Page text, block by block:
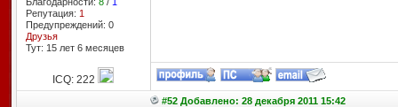
Репутация: 1
Предупреждений: 0
Друзья
Тут: 15 лет 6 месяцев
ICQ: 222
#52 Добавлено: 28 декабря 2011 15:42